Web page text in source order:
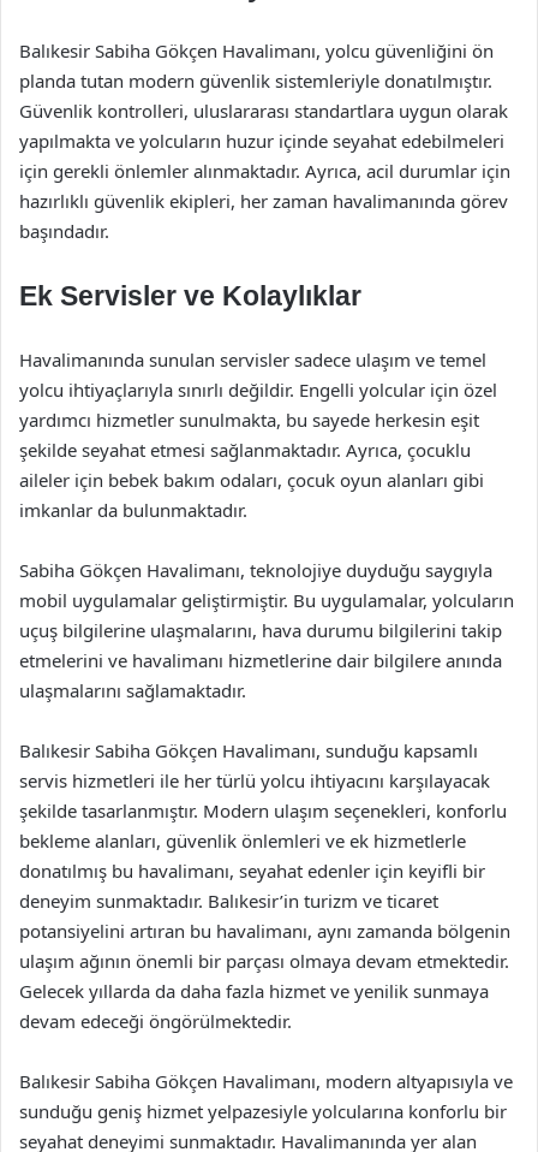
Balıkesir Sabiha Gökçen Havalimanı, yolcu güvenliğini ön
planda tutan modern güvenlik sistemleriyle donatılmıştır.
Güvenlik kontrolleri, uluslararası standartlara uygun olarak
yapılmakta ve yolcuların huzur içinde seyahat edebilmeleri
için gerekli önlemler alınmaktadır. Ayrıca, acil durumlar için
hazırlıklı güvenlik ekipleri, her zaman havalimanında görev
başındadır.
Ek Servisler ve Kolaylıklar
Havalimanında sunulan servisler sadece ulaşım ve temel
yolcu ihtiyaçlarıyla sınırlı değildir. Engelli yolcular için özel
yardımcı hizmetler sunulmakta, bu sayede herkesin eşit
şekilde seyahat etmesi sağlanmaktadır. Ayrıca, çocuklu
aileler için bebek bakım odaları, çocuk oyun alanları gibi
imkanlar da bulunmaktadır.
Sabiha Gökçen Havalimanı, teknolojiye duyduğu saygıyla
mobil uygulamalar geliştirmiştir. Bu uygulamalar, yolcuların
uçuş bilgilerine ulaşmalarını, hava durumu bilgilerini takip
etmelerini ve havalimanı hizmetlerine dair bilgilere anında
ulaşmalarını sağlamaktadır.
Balıkesir Sabiha Gökçen Havalimanı, sunduğu kapsamlı
servis hizmetleri ile her türlü yolcu ihtiyacını karşılayacak
şekilde tasarlanmıştır. Modern ulaşım seçenekleri, konforlu
bekleme alanları, güvenlik önlemleri ve ek hizmetlerle
donatılmış bu havalimanı, seyahat edenler için keyifli bir
deneyim sunmaktadır. Balıkesir’in turizm ve ticaret
potansiyelini artıran bu havalimanı, aynı zamanda bölgenin
ulaşım ağının önemli bir parçası olmaya devam etmektedir.
Gelecek yıllarda da daha fazla hizmet ve yenilik sunmaya
devam edeceği öngörülmektedir.
Balıkesir Sabiha Gökçen Havalimanı, modern altyapısıyla ve
sunduğu geniş hizmet yelpazesiyle yolcularına konforlu bir
seyahat deneyimi sunmaktadır. Havalimanında yer alan